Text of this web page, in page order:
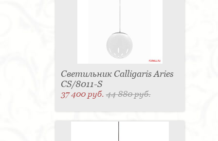
Светильник Calligaris Aries
CS/8011-S
37 400 руб.44 880 руб.